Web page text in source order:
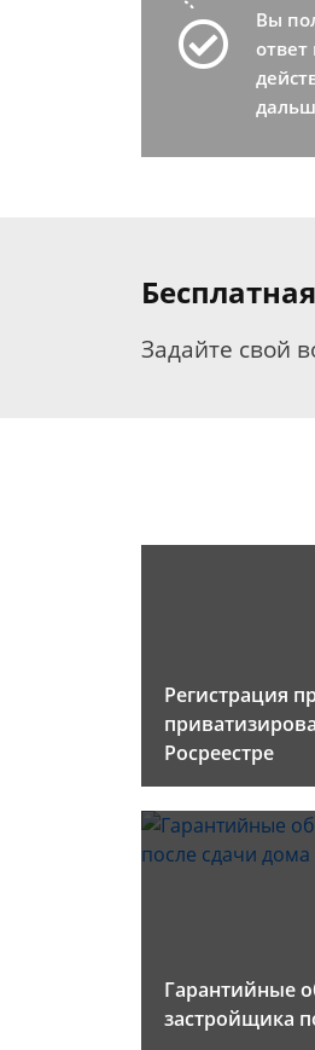
Вы
Задайте свой
Регистрация
Росреестре
Гарантийные
застройщика